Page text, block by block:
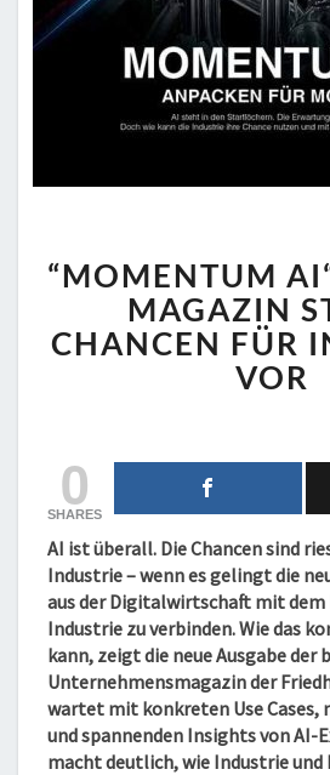
AI“
–
BE
TOP
FÜR
VOR
“MOMENTUM
MAGAZIN
CHANCEN FÜR
VOR
0
SHARES
AI ist überall. Die Chancen sind
Industrie – wenn es gelingt die
aus der Digitalwirtschaft mit dem
Industrie zu verbinden. Wie das
kann, zeigt die neue Ausgabe der
Unternehmensmagazin der
wartet mit konkreten Use Cases,
und spannenden Insights von AI-
macht deutlich, wie Industrie